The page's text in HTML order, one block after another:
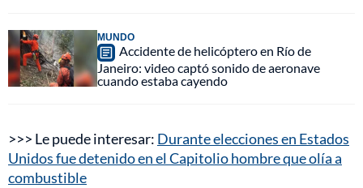
MUNDO
Accidente de helicóptero en Río de
Janeiro: video captó sonido de aeronave
cuando estaba cayendo
>>> Le puede interesar: Durante elecciones en Estados
Unidos fue detenido en el Capitolio hombre que olía a
combustible